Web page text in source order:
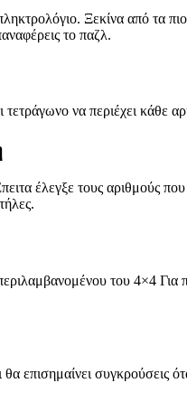
Ξεκίνα από
το παζλ.
να περιέχει κάθε
έλεγξε τους αριθμούς
του 4×4 Για
θα επισημαίνει συγκρούσεις